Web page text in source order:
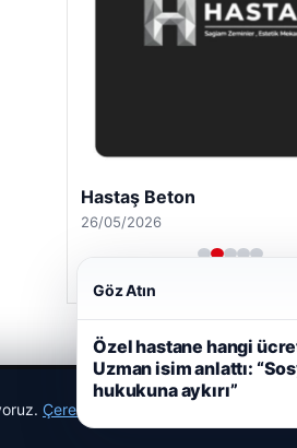
Hastaş Beton
26/05/2026
Çerez Politikamız
Göz Atın
Özel hastane hangi
Uzman isim anlattı:
hukukuna aykırı”